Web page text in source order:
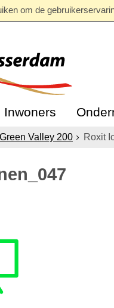
om de
Inwoners
Green Valley 200 Roxit